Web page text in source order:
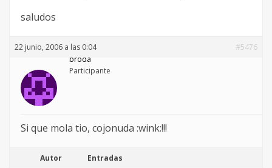
saludos
22 junio, 2006 a las 0:04
#5476
broda
Participante
Si que mola tio, cojonuda :wink:!!!
Autor Entradas